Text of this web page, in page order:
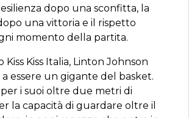
dopo una sconfitta, la
una vittoria e il rispetto
momento della partita.
Kiss Kiss Italia, Linton Johnson
essere un gigante del basket.
i suoi oltre due metri di
la capacità di guardare oltre il